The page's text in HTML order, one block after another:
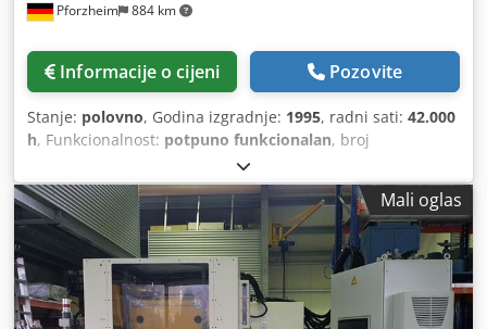
Pforzheim 884 km
Informacije o cijeni Pozovite
Stanje: polovno, Godina izgradnje: 1995, radni sati: 42.000
h, Funkcionalnost: potpuno funkcionalan, broj
Mali oglas